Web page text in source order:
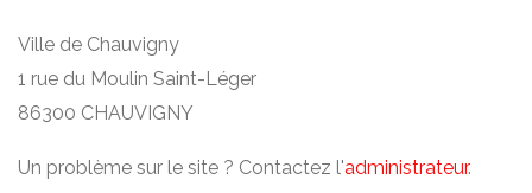
Ville de Chauvigny
1 rue du Moulin Saint-Léger
86300 CHAUVIGNY
Un problème sur le site ? Contactez l'administrateur.